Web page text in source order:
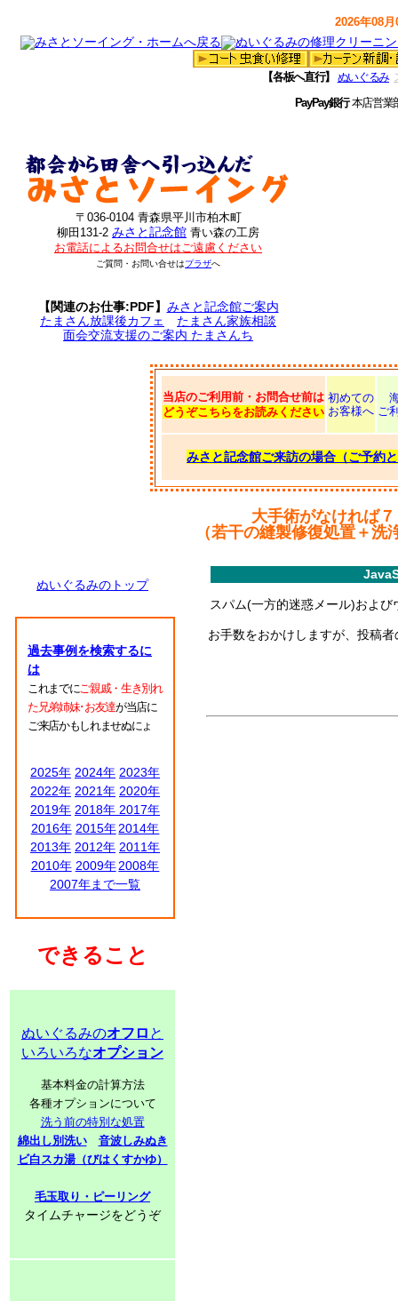
2026年08
【各板へ直行】 ぬいぐるみ
PayPay銀行本店営
〒036-0104 青森県平川市柏木町
柳田131-2 みさと記念館 青い森の工房
お電話によるお問合せはご遠慮ください
ご質問・お問い合せはプラザへ
【関連のお仕事:PDF】 みさと記念館ご案内
たまさん放課後カフェ
たまさん家族相談
面会交流支援のご案内 たまさんち
当店のご利用前・お問合せ前は
どうぞこちらをお読みください
初めての
お客様へ ご
みさと記念館ご来訪の場合（ご予約
大手術がなければ
（若干の縫製修復処置＋
ぬいぐるみのトップ
過去事例を検索するに
は
これまでにご親戚・生き別れ
た兄弟姉妹･お友達が当店に
ご来店かもしれませぬにょ
2025年 2024年 2023年
2022年 2021年 2020年
2019年 2018年 2017年
2016年 2015年 2014年
2013年 2012年 2011年
2010年 2009年 2008年
2007年まで一覧
できること
ぬいぐるみのオフロ と
いろいろなオプション
基本料金の計算方法
各種オプションについて
洗う前の特別な処置
綿出し別洗い
音波しみぬき
ビ白スカ湯（びはくすかゆ）
毛玉取り・ピーリング
タイムチャージをどうぞ
スパム(一方的迷惑メール)およ
お手数をおかけしますが、投稿